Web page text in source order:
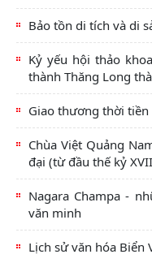
Bảo tồn di tích và di
Kỷ yếu hội thảo
thành Thăng Long
Giao thương thời tiền
Chùa Việt Quảng
đại (từ đầu thế kỷ
Nagara Champa -
văn minh
Lịch sử văn hóa Biển